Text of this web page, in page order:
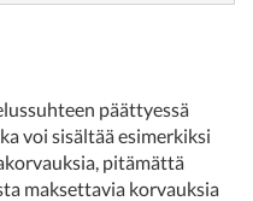
päättyessä
voi sisältää esimerkiksi
pitämättä
maksettavia korvauksia